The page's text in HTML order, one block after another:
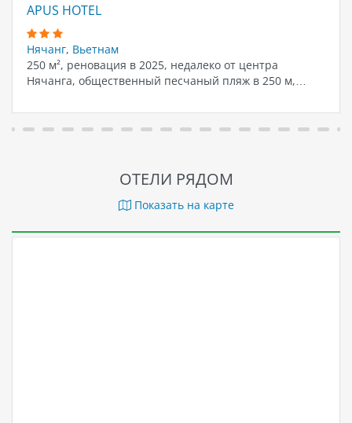
APUS HOTEL
Нячанг, Вьетнам
250 м², реновация в 2025, недалеко от центра
Нячанга, общественный песчаный пляж в 250 м,…
ОТЕЛИ РЯДОМ
Показать на карте